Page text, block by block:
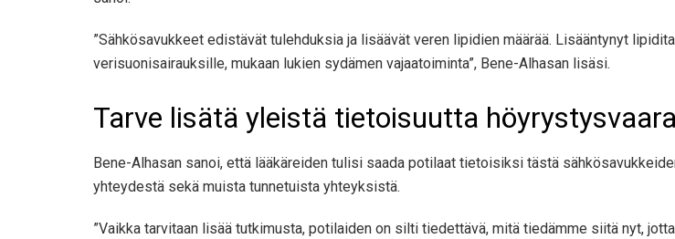
”Sähkösavukkeet edistävät tulehduksia ja lisäävät veren lipidien määrää. Lisääntynyt
verisuonisairauksille, mukaan lukien sydämen vajaatoiminta”, Bene-Alhasan lisäsi.
Tarve lisätä yleistä tietoisuutta
Bene-Alhasan sanoi, että lääkäreiden tulisi saada potilaat tietoisiksi tästä
yhteydestä sekä muista tunnetuista yhteyksistä.
”Vaikka tarvitaan lisää tutkimusta, potilaiden on silti tiedettävä, mitä tiedämme siitä nyt,